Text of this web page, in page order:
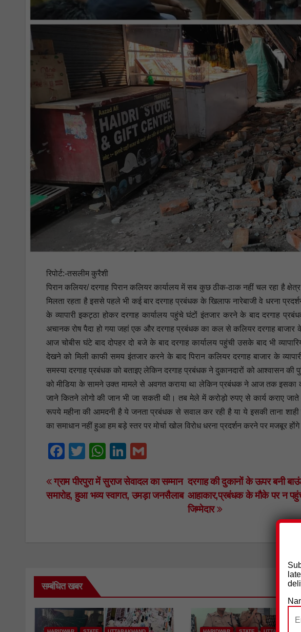
रिपोर्ट:-तसलीम कुरैशी
पिरान कलियर/ दरगाह पिरान कलियर कार्यालय में सब कुछ ठीक-ठाक नहीं चल रहा है
मिलता रहता है इससे पहले भी कई बार दरगाह प्रबंधक के खिलाफ नारेबाजी वे धरना
के व्यापारी इकट्ठा होकर दरगाह कार्यालय पहुंचे घंटों इंतजार करने के बाद दरगाह
अचानक रोष पैदा हो गया जहां एक और दरगाह प्रबंधक का कल से कलियर दरगाह बाजार
आज चोबीस घंटे बाद दोपहर दो बजे के बाद दरगाह कार्यालय पहुंची उसके बाद भी
देखने को मिली काफी समय इंतजार करने के बाद पिरान कलियर दरगाह बाजार के
समस्या दरगाह प्रबंधक को बताइए लेकिन दरगाह प्रबंधक ने दुकानदारों को आश्वासन की
को मीडिया के सामने उक्त मामले से अवगत कराया था लेकिन प्रबंधक ने आज तक इसका
जाने कितने लोगो की जान भी जा सकती थी। तब मेले में करोड़ो रुपए से कार्य कराए जाते
रूपये महीना की आमदनी है ये जनता प्रबंधक से सवाल कर रही है या ये इसकी ताना शाही
का समाधान नहीं हुआ हम बड़े स्तर पर मोर्चा खोल विरोध धरना प्रदर्शन करने पर मजबूर होंगे
F
c
e
T
tt
er
W
at
s
Li
k
e
ail
Post
navigation
दरगाह की दुकानों के ऊपर बनी
आहाकार,प्रबंधक के मौके पर न
जिम्मेदार
ग्राम पीरपुरा में सुराज सेवादल का सम्मान
समारोह, हुआ भव्य स्वागत, उमड़ा जनसैलाब
सम्बंधित खबर